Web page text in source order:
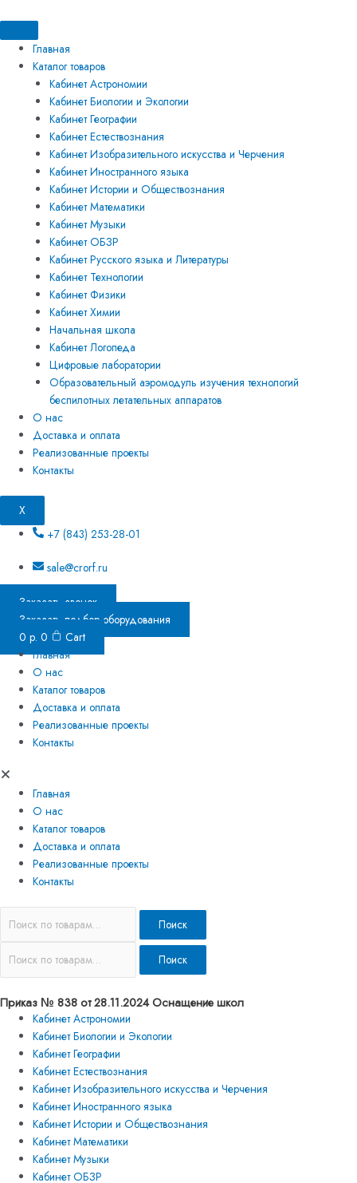
к
содержимому
Главная
Каталог товаров
Кабинет Астрономии
Кабинет Биологии и Экологии
Кабинет Географии
Кабинет Естествознания
Кабинет Изобразительного искусства и Черчения
Кабинет Иностранного языка
Кабинет Истории и Обществознания
Кабинет Математики
Кабинет Музыки
Кабинет ОБЗР
Кабинет Русского языка и Литературы
Кабинет Технологии
Кабинет Физики
Кабинет Химии
Начальная школа
Кабинет Логопеда
Цифровые лаборатории
Образовательный аэромодуль изучения технологий
беспилотных летательных аппаратов
О нас
Доставка и оплата
Реализованные проекты
Контакты
X
+7 (843) 253-28-01
sale@crorf.ru
Заказать звонок
Заказать подбор оборудования
0 р. 0
Cart
Главная
О нас
Каталог товаров
Доставка и оплата
Реализованные проекты
Контакты
Главная
О нас
Каталог товаров
Доставка и оплата
Реализованные проекты
Контакты
Поиск
Поиск
Приказ № 838 от 28.11.2024 Оснащение школ
Кабинет Астрономии
Кабинет Биологии и Экологии
Кабинет Географии
Кабинет Естествознания
Кабинет Изобразительного искусства и Черчения
Кабинет Иностранного языка
Кабинет Истории и Обществознания
Кабинет Математики
Кабинет Музыки
Кабинет ОБЗР
товара
Электронные
средства
обучения
кабинета
обществознания